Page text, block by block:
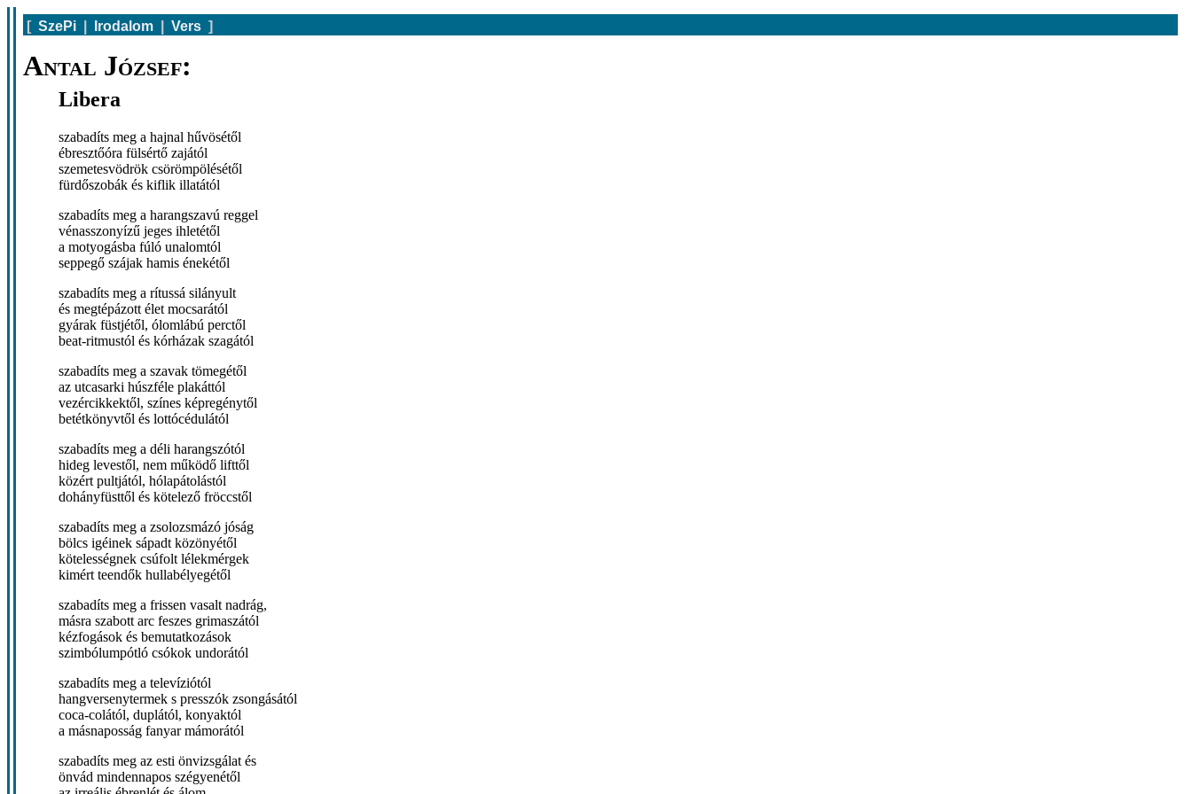
[ SzePi Irodalom Vers ]
Antal József:
Libera
szabadíts meg a hajnal hűvösétől
ébresztőóra fülsértő zajától
szemetesvödrök csörömpölésétől
fürdőszobák és kiflik illatától
szabadíts meg a harangszavú reggel
vénasszonyízű jeges ihletétől
a motyogásba fúló unalomtól
seppegő szájak hamis énekétől
szabadíts meg a rítussá silányult
és megtépázott élet mocsarától
gyárak füstjétől, ólomlábú perctől
beat-ritmustól és kórházak szagától
szabadíts meg a szavak tömegétől
az utcasarki húszféle plakáttól
vezércikkektől, színes képregénytől
betétkönyvtől és lottócédulától
szabadíts meg a déli harangszótól
hideg levestől, nem működő lifttől
közért pultjától, hólapátolástól
dohányfüsttől és kötelező fröccstől
szabadíts meg a zsolozsmázó jóság
bölcs igéinek sápadt közönyétől
kötelességnek csúfolt lélekmérgek
kimért teendők hullabélyegétől
szabadíts meg a frissen vasalt nadrág,
másra szabott arc feszes grimaszától
kézfogások és bemutatkozások
szimbólumpótló csókok undorától
szabadíts meg a televíziótól
hangversenytermek s presszók zsongásától
coca-colától, duplától, konyaktól
a másnaposság fanyar mámorától
szabadíts meg az esti önvizsgálat és
önvád mindennapos szégyenétől